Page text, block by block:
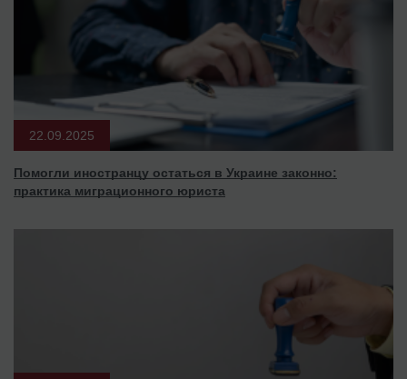
22.09.2025
Помогли иностранцу остаться в Украине законно:
практика миграционного юриста